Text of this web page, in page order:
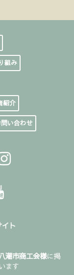
組み
紹介
問い合わせ
ト
八潮市商工会様に掲
ます